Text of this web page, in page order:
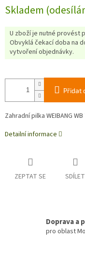
cena:
Skladem
U zboží je nutné provést
Obvyklá čekací doba na
vytvoření objednávky.
Přidat
Zahradní pilka WEIBANG WB
Detailní informace
ZEPTAT SE SDÍLET
Doprava a
pro oblast